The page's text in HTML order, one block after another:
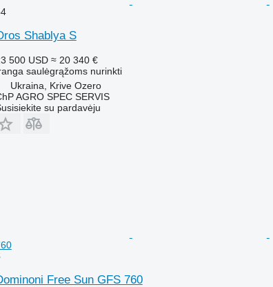
Shablya S
500 USD ≈ 20 340 €
saulėgrąžoms nurinkti
Ukraina, Krive Ozero
AGRO SPEC SERVIS
su pardavėju
Free Sun GFS 760